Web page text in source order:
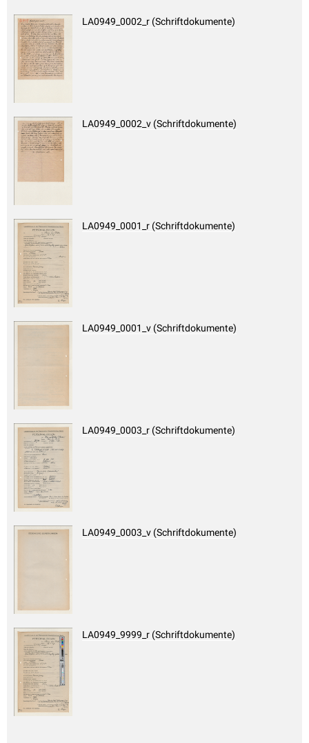
LA0949_0002_r (Schriftdokumente)
LA0949_0002_v (Schriftdokumente)
LA0949_0001_r (Schriftdokumente)
LA0949_0001_v (Schriftdokumente)
LA0949_0003_r (Schriftdokumente)
LA0949_0003_v (Schriftdokumente)
LA0949_9999_r (Schriftdokumente)